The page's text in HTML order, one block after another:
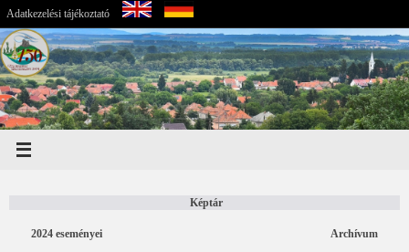
Adatkezelési tájékoztató
Képtár
2024 eseményei
Archívum